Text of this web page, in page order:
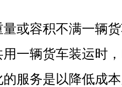
或容积不满一辆
一辆货车装运时
服务是以降低成